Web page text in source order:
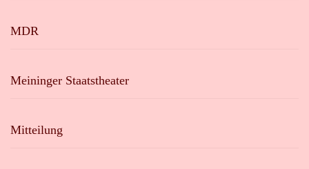
MDR
Meininger Staatstheater
Mitteilung